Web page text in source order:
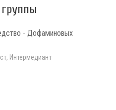
- Дофаминовых
Интермедиант